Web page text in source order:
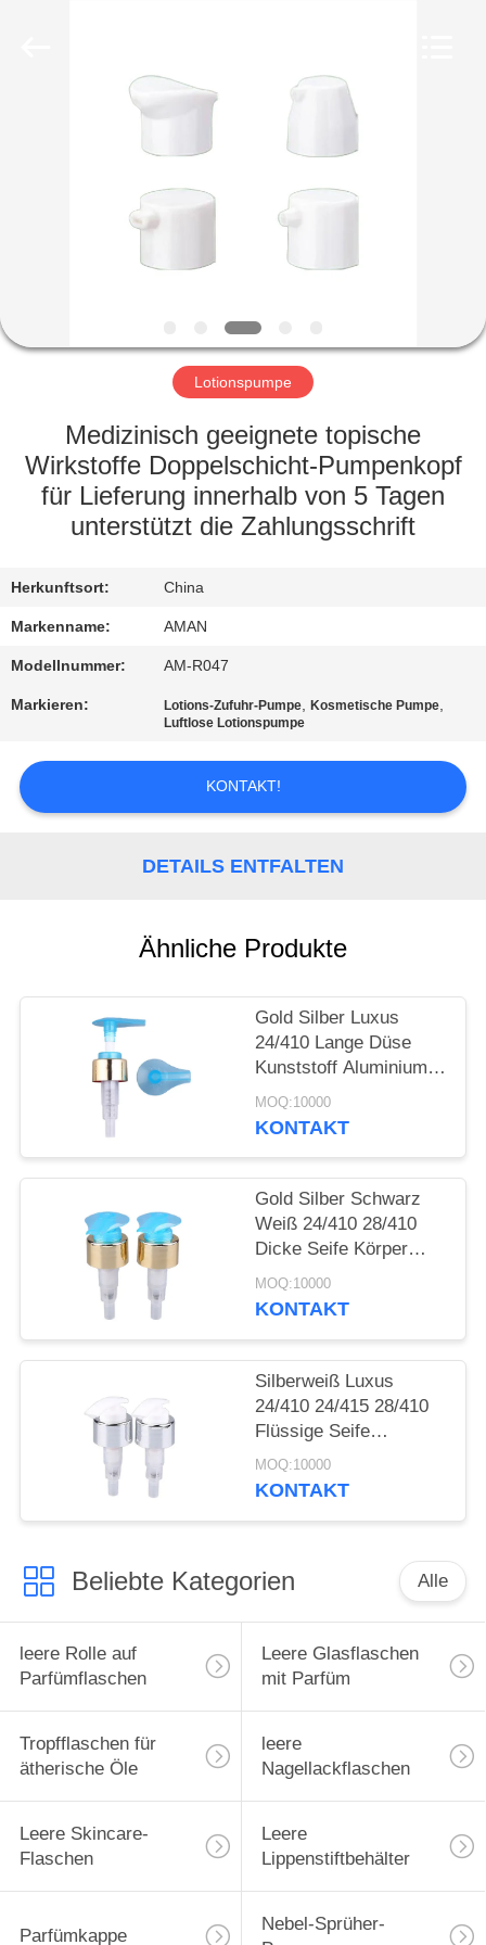
PRODUKTE
VR-
SHOW
ÜBER
UNS
WERKSBESICHTIGUNG
QUALITÄTSKONTROLLE
KONTAKT
MIT
NACHRICHT
ANGEBOT
SITEMAP
PRIVACY
POLICY
Lotionspumpe
Medizinisch geeignete topische
Wirkstoffe Doppelschicht-Pumpenkopf
für Lieferung innerhalb von 5 Tagen
unterstützt die Zahlungsschrift
Herkunftsort: China
Markenname: AMAN
Modellnummer: AM-R047
Markieren: Lotions-Zufuhr-Pumpe,Kosmetische Pumpe,
Luftlose Lotionspumpe
KONTAKT!
DETAILS ENTFALTEN
Ähnliche Produkte
Gold Silber Luxus
24/410 Lange Düse
Kunststoff Aluminium
Creme Lotion Pumpe
MOQ:10000
KONTAKT
Gold Silber Schwarz
Weiß 24/410 28/410
Dicke Seife Körper
Lotion Dispenser
Kunststoff Aluminium
MOQ:10000
KONTAKT
Silberweiß Luxus
24/410 24/415 28/410
Flüssige Seife
Kunststoff Aluminium
Creme Lotion Pumpe
MOQ:10000
KONTAKT
Beliebte Kategorien Alle
leere Rolle auf
Parfümflaschen
Leere Glasflaschen
mit Parfüm
Tropfflaschen für
ätherische Öle
leere
Nagellackflaschen
Leere Skincare-
Flaschen
Leere
Lippenstiftbehälter
Parfümkappe
Nebel-Sprüher-